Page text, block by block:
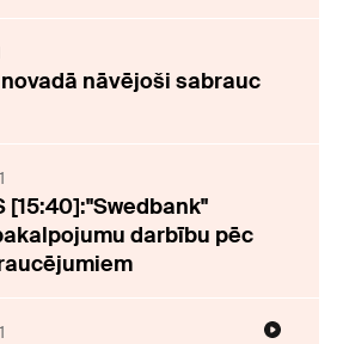
nāvējoši sabrauc
[15:40]:"Swedbank"
darbību pēc